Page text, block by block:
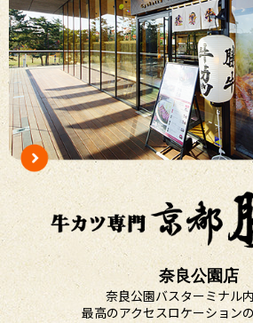
奈良公園店
奈良公園バスターミナル
最高のアクセスロケーション